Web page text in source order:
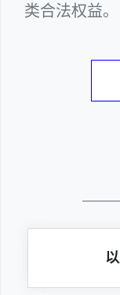
类合法权益。
————